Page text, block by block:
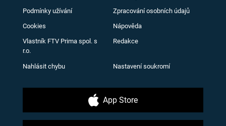
Podmínky užívání Zpracování osobních údajů
Cookies Nápověda
Vlastník FTV Prima spol. s
r.o.
Redakce
Nahlásit chybu Nastavení soukromí
App Store